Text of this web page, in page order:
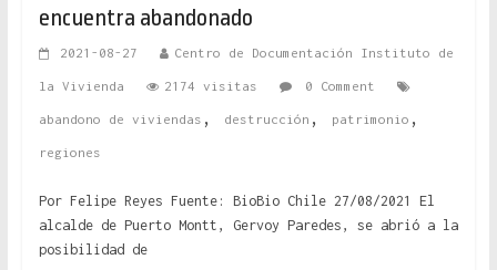
encuentra abandonado
2021-08-27 Centro de Documentación Instituto de
la Vivienda 2174 visitas 0 Comment
abandono de viviendas , destrucción , patrimonio ,
regiones
Por Felipe Reyes Fuente: BioBio Chile 27/08/2021 El
alcalde de Puerto Montt, Gervoy Paredes, se abrió a la
posibilidad de